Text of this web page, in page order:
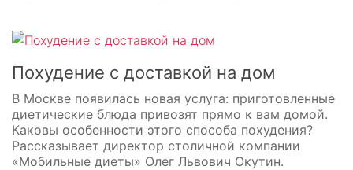
Похудение с доставкой на дом
В Москве появилась новая услуга: приготовленные
диетические блюда привозят прямо к вам домой.
Каковы особенности этого способа похудения?
Рассказывает директор столичной компании
«Мобильные диеты» Олег Львович Окутин.